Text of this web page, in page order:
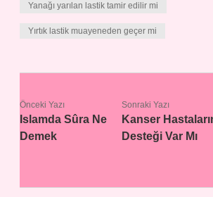
Yanağı yarılan lastik tamir edilir mi
Yırtık lastik muayeneden geçer mi
Önceki Yazı
Islamda Sûra Ne
Demek
Sonraki Yazı
Kanser
Desteği Var Mı